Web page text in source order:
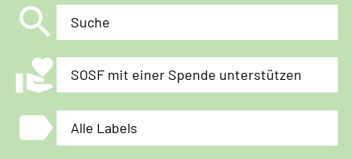
search Suche
volunteer_activism SOSF mit einer Spende unterstützen
label Alle Labels